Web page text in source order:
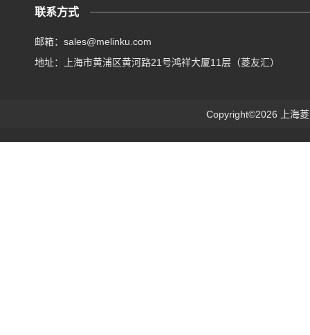
联系方式
邮箱：sales@melinku.com
地址：上海市黄浦区黄河路21号鸿祥大厦11层（菱友汇）
Copyright©2026 上海